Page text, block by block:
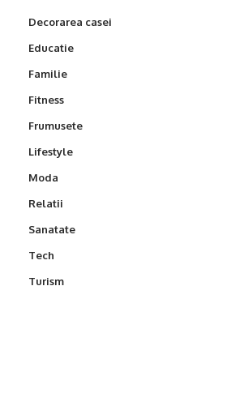
Decorarea casei
Educatie
Familie
Fitness
Frumusete
Lifestyle
Moda
Relatii
Sanatate
Tech
Turism